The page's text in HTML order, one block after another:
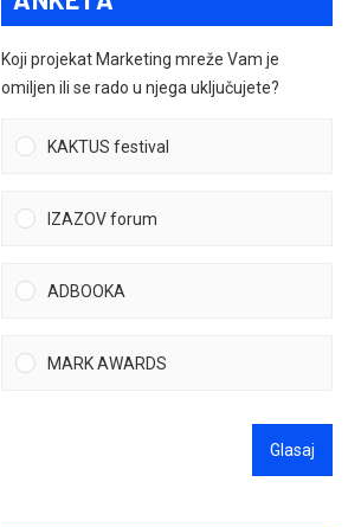
Koji projekat Marketing mreže Vam je
omiljen ili se rado u njega uključujete?
KAKTUS festival
IZAZOV forum
ADBOOKA
MARK AWARDS
Glasaj